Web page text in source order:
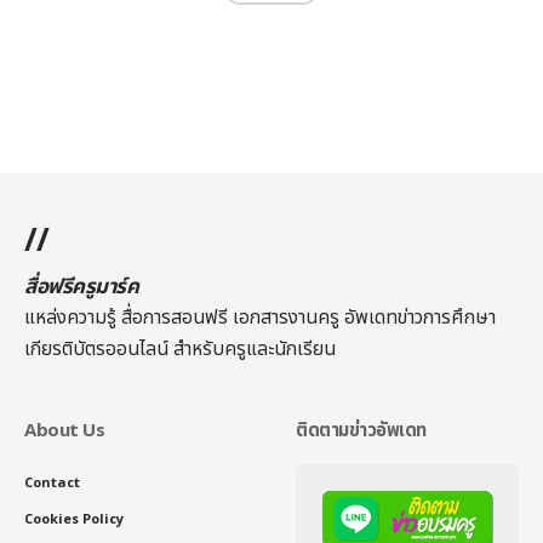
//
สื่อฟรีครูมาร์ค
แหล่งความรู้ สื่อการสอนฟรี เอกสารงานครู อัพเดทข่าวการศึกษา
เกียรติบัตรออนไลน์สำหรับครูและนักเรียน
About Us
Contact
Cookies Policy
ติดตามข่าวอัพเดท